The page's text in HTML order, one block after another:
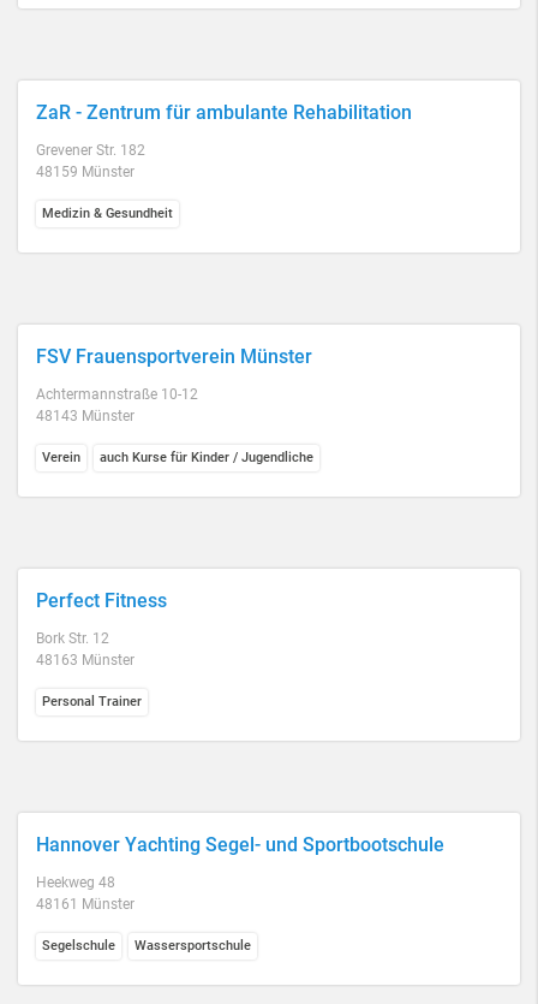
ZaR - Zentrum für ambulante Rehabilitation
Grevener Str. 182
48159 Münster
Medizin & Gesundheit
FSV Frauensportverein Münster
Achtermannstraße 10-12
48143 Münster
Verein auch Kurse für Kinder / Jugendliche
Perfect Fitness
Bork Str. 12
48163 Münster
Personal Trainer
Hannover Yachting Segel- und Sportbootschule
Heekweg 48
48161 Münster
Segelschule Wassersportschule